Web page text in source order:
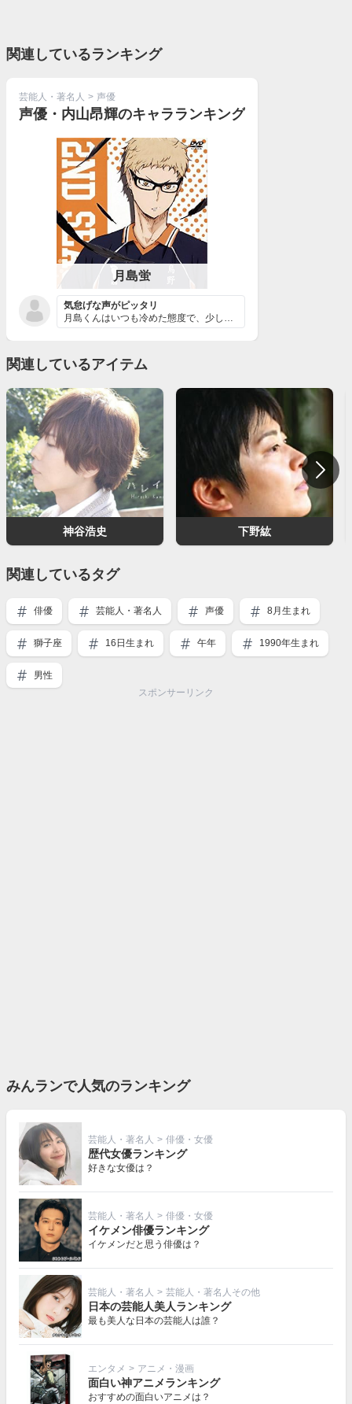
関連しているランキング
芸能人・著名人 > 声優
声優・内山昂輝のキャラランキング
月島蛍
気怠げな声がピッタリ
月島くんはいつも冷めた態度で、少しひねくれたところのあ...
関連しているアイテム
神谷浩史 下野紘
関連しているタグ
俳優 芸能人・著名人 声優 8月生まれ
獅子座 16日生まれ 午年 1990年生まれ
男性
スポンサーリンク
みんランで人気のランキング
芸能人・著名人 > 俳優・女優
歴代女優ランキング
好きな女優は？
芸能人・著名人 > 俳優・女優
イケメン俳優ランキング
イケメンだと思う俳優は？
芸能人・著名人 > 芸能人・著名人その他
日本の芸能人美人ランキング
最も美人な日本の芸能人は誰？
エンタメ > アニメ・漫画
面白い神アニメランキング
おすすめの面白いアニメは？